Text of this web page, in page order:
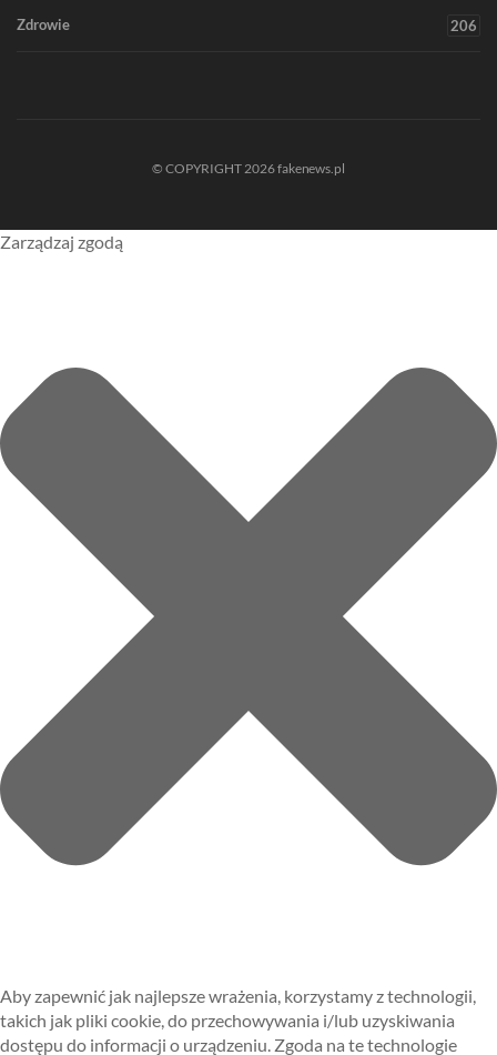
Zdrowie 206
© COPYRIGHT 2026 fakenews.pl
Zarządzaj zgodą
Aby zapewnić jak najlepsze wrażenia, korzystamy z technologii,
takich jak pliki cookie, do przechowywania i/lub uzyskiwania
dostępu do informacji o urządzeniu. Zgoda na te technologie